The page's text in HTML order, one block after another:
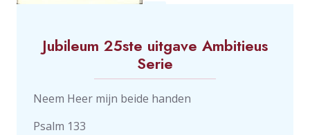
Jubileum 25ste uitgave Ambitieus
Serie
Neem Heer mijn beide handen
Psalm 133